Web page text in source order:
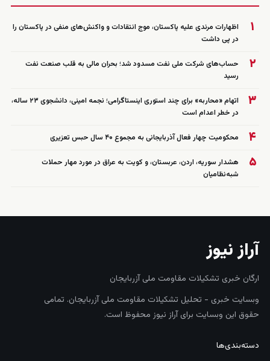
۱
اظهارات مرندی علیه پاکستان، موج انتقادات و واکنش‌های منفی در پاکستان را
در پی داشت
۲
حساب‌های شرکت ملی نفت مسدود شد؛ بحران مالی به قلب صنعت نفت
رسید
۳
اتهام «محاربه» برای چند استوری اینستاگرامی؛ نجمه امینی، دانشجوی ۲۳ ساله،
در خطر اعدام است
۴ محکومیت چهار فعال آذربایجانی به مجموع ۴۰ سال حبس تعزیری
۵
هشدار سوریه، اردن، عربستان، و کویت به عراق در مورد مهار حملات
شبه‌نظامیان
آراز نیوز
ارگان خبری تشکیلات مقاومت ملی آزربایجان
وبسایت خبری - تحلیل تشکیلات مقاومت ملی آزربایجان. تمامی
حقوق این وبسایت برای آراز نیوز محفوظ است.
دسته‌بندی‌ها